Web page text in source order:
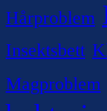
Hårproblem
Insektsbett
Magproblem